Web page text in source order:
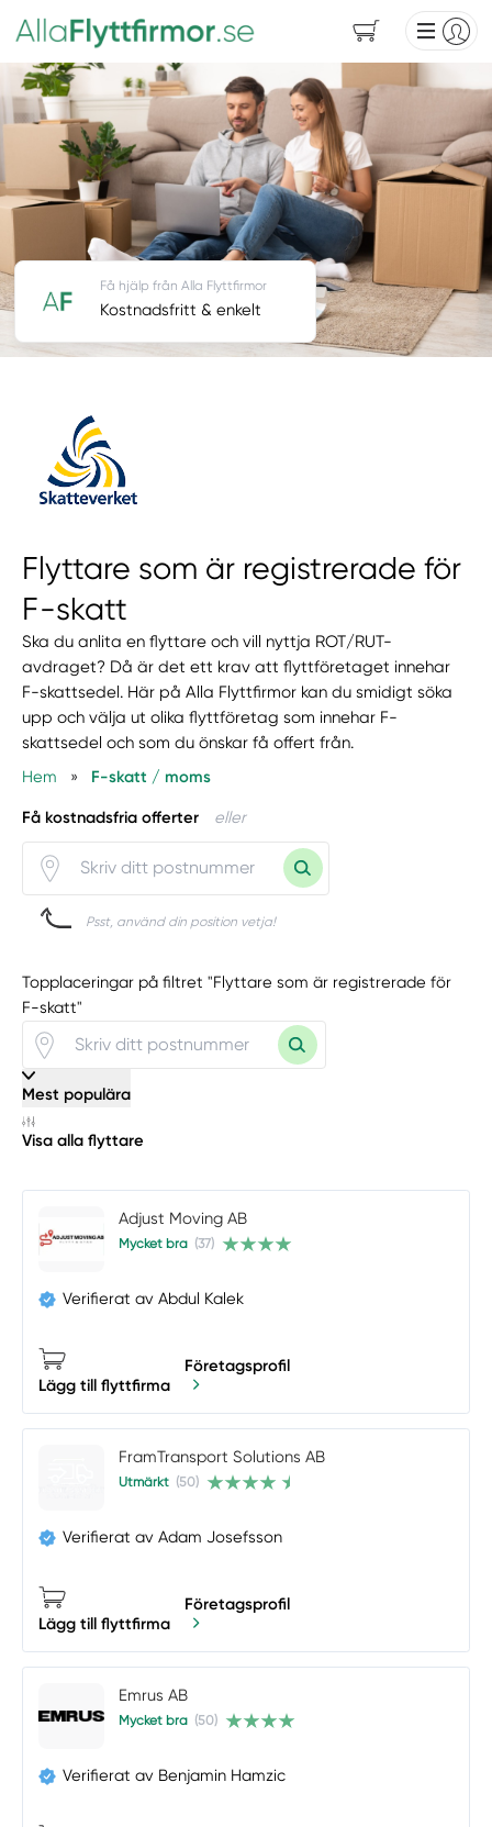
Flyttare som är registrerade för
F-skatt
Ska du anlita en flyttare och vill nyttja ROT/RUT-
avdraget? Då är det ett krav att flyttföretaget innehar
F-skattsedel. Här på Alla Flyttfirmor kan du smidigt söka
upp och välja ut olika flyttföretag som innehar F-
skattsedel och som du önskar få offert från.
Hem
» F-skatt / moms
Få kostnadsfria offerter eller
Psst, använd din position vetja!
Få hjälp från Alla Flyttfirmor
Kostnadsfritt & enkelt
Topplaceringar på filtret "Flyttare som är registrerade för
F-skatt"
Mest populära
Visa alla flyttare
Adjust Moving AB
Mycket bra (37)
Verifierat av Abdul Kalek
Lägg till flyttfirma
Företagsprofil
FramTransport Solutions AB
Utmärkt (50)
Verifierat av Adam Josefsson
Lägg till flyttfirma
Företagsprofil
Emrus AB
Mycket bra (50)
Verifierat av Benjamin Hamzic